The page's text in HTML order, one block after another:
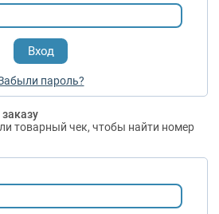
пароль?
товарный чек, чтобы найти номер